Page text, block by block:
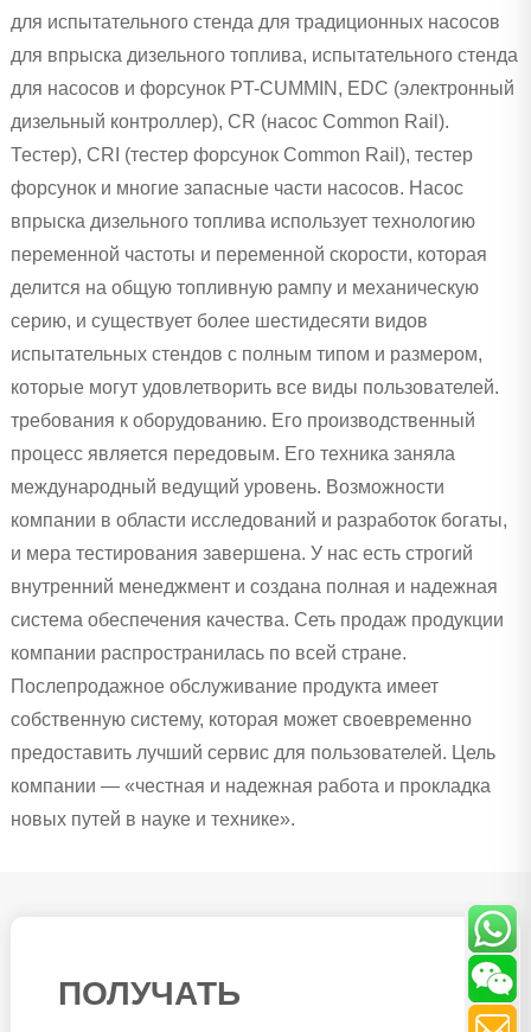
для испытательного стенда для традиционных насосов
для впрыска дизельного топлива, испытательного стенда
для насосов и форсунок PT-CUMMIN, EDC (электронный
дизельный контроллер), CR (насос Common Rail).
Тестер), CRI (тестер форсунок Common Rail), тестер
форсунок и многие запасные части насосов. Насос
впрыска дизельного топлива использует технологию
переменной частоты и переменной скорости, которая
делится на общую топливную рампу и механическую
серию, и существует более шестидесяти видов
испытательных стендов с полным типом и размером,
которые могут удовлетворить все виды пользователей.
требования к оборудованию. Его производственный
процесс является передовым. Его техника заняла
международный ведущий уровень. Возможности
компании в области исследований и разработок богаты,
и мера тестирования завершена. У нас есть строгий
внутренний менеджмент и создана полная и надежная
система обеспечения качества. Сеть продаж продукции
компании распространилась по всей стране.
Послепродажное обслуживание продукта имеет
собственную систему, которая может своевременно
предоставить лучший сервис для пользователей. Цель
компании — «честная и надежная работа и прокладка
новых путей в науке и технике».
ПОЛУЧАТЬ